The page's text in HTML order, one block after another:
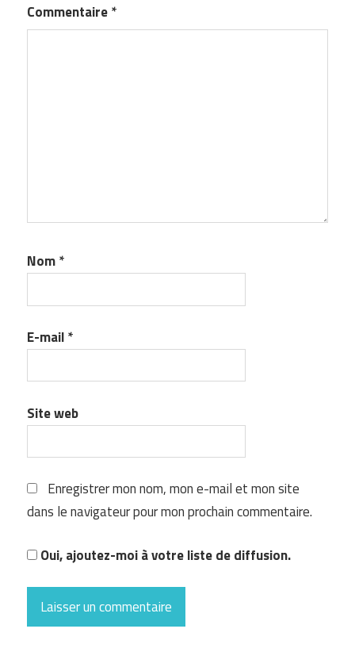
Commentaire*
Nom*
E-mail*
Site web
Enregistrer mon nom, mon e-mail et mon site
dans le navigateur pour mon prochain commentaire.
Oui, ajoutez-moi à votre liste de diffusion.